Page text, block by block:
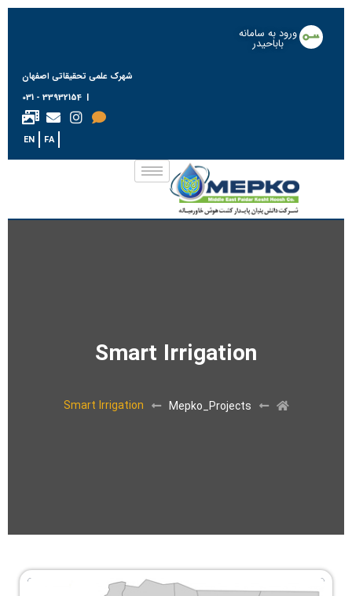
ورود به سامانه
باباحیدر
شهرک علمی تحقیقاتی اصفهان
| 33932154 - 031
FA
EN
Smart Irrigation
Mepko_Projects
Smart Irrigation